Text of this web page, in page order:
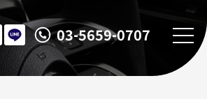
03-5659-0707